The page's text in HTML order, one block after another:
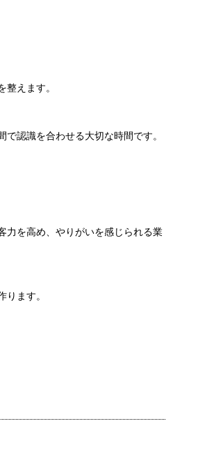
えます。
認識を合わせる大切な時間です。
力を高め、やりがいを感じられる業
ます。